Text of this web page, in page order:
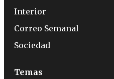
Interior
Correo Semanal
Sociedad
Temas